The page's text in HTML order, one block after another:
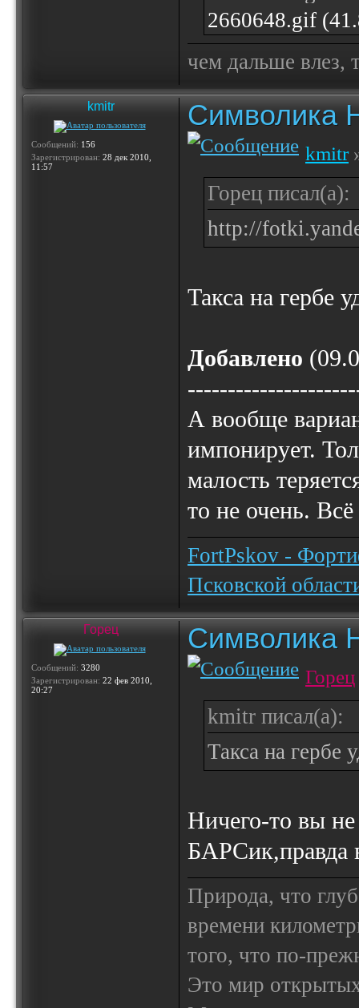
2660648.gif
чем дальше влез,
kmitr
Сообщений: 156
Зарегистрирован: 28 дек 2010,
11:57
Символика
kmitr
Горец писал(а):
http://
Такса на гербе
Добавлено
А вообще
импонирует.
малость
то не очень.
FortPskov -
Псковской
Горец
Сообщений: 3280
Зарегистрирован: 22 фев 2010,
20:27
Символика
Горец
kmitr писал(а):
Такса на гербе
Ничего-то вы не
БАРСик,правда
Природа, что
времени
того, что по-
Это мир